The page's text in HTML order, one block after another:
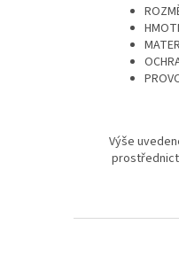
Výše